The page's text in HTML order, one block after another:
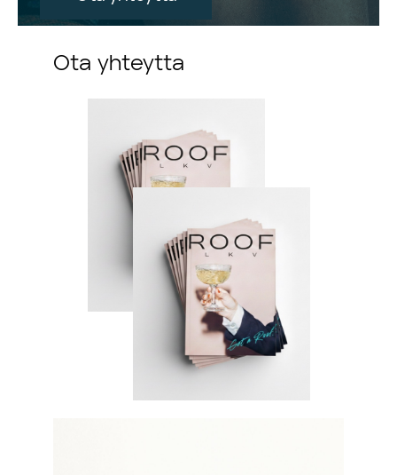
Ota yhteytta